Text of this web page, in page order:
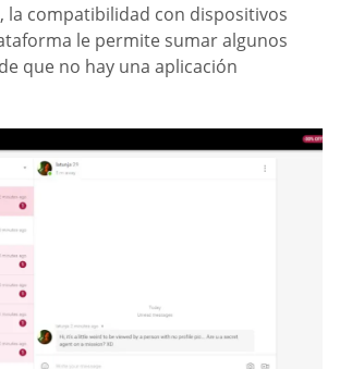
la compatibilidad con dispositivos
le permite sumar algunos
que no hay una aplicación